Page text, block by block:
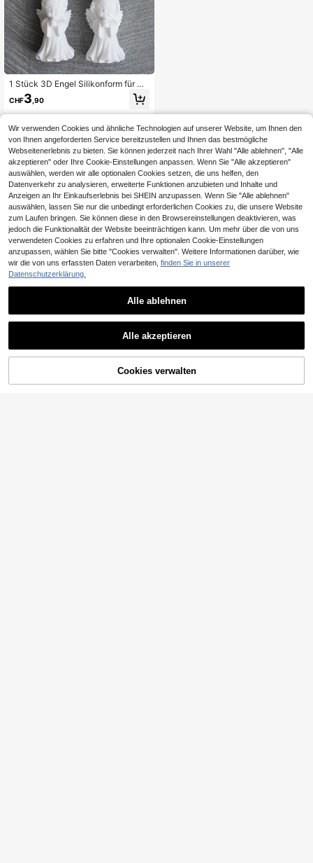
1 Stück 3D Engel Silikonform für DI
Y-Basteln: Perfekt für Seifenherstell
ung, Ton
CHF3 ,90
ZUM WARENKORB HINZUFÜGEN
Wir verwenden Cookies und ähnliche Technologien auf unserer Website, um Ihnen den
von Ihnen angeforderten Service bereitzustellen und Ihnen das bestmögliche
Webseitenerlebnis zu bieten. Sie können jederzeit nach Ihrer Wahl "Alle ablehnen", "Alle
akzeptieren" oder Ihre Cookie-Einstellungen anpassen. Wenn Sie "Alle akzeptieren"
auswählen, werden wir alle optionalen Cookies setzen, die uns helfen, den
Datenverkehr zu analysieren, erweiterte Funktionen anzubieten und Inhalte und
Anzeigen an Ihr Einkaufserlebnis bei SHEIN anzupassen. Wenn Sie "Alle ablehnen"
auswählen, lassen Sie nur die unbedingt erforderlichen Cookies zu, die unsere Website
zum Laufen bringen. Sie können diese in den Browsereinstellungen deaktivieren, was
jedoch die Funktionalität der Website beeinträchtigen kann. Um mehr über die von uns
verwendeten Cookies zu erfahren und Ihre optionalen Cookie-Einstellungen
anzupassen, wählen Sie bitte "Cookies verwalten". Weitere Informationen darüber, wie
wir die von uns erfassten Daten verarbeiten, finden Sie in unserer
Datenschutzerklärung.
Alle ablehnen
Alle akzeptieren
Cookies verwalten